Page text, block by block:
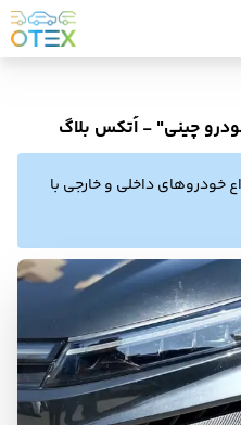
چینی" - اُتکس بلاگ
خودروهای داخلی و خارجی با